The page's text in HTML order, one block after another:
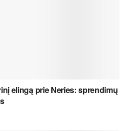
elingą prie Neries: sprendimų